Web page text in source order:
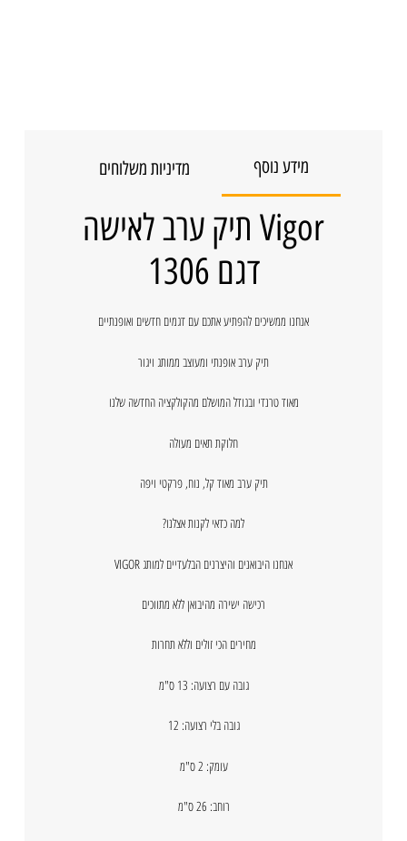
מידע נוסף מדיניות משלוחים
Vigor תיק ערב לאישה
דגם 1306
אנחנו ממשיכים להפתיע אתכם עם דגמים חדשים ואופנתיים
תיק ערב אופנתי ומעוצב ממותג ויגור
מאוד טרנדי ובגודל המושלם מהקולקציה החדשה שלנו
חלוקת תאים מעולה
תיק ערב מאוד קל, נוח, פרקטי ויפה
למה כדאי לקנות אצלנו?
אנחנו היבואנים והיצרנים הבלעדיים למותג VIGOR
רכישה ישירה מהיבואן ללא מתווכים
מחירים הכי זולים וללא תחרות
גובה עם רצועה: 13 ס"מ
גובה בלי רצועה: 12
עומק: 2 ס"מ
רוחב: 26 ס"מ